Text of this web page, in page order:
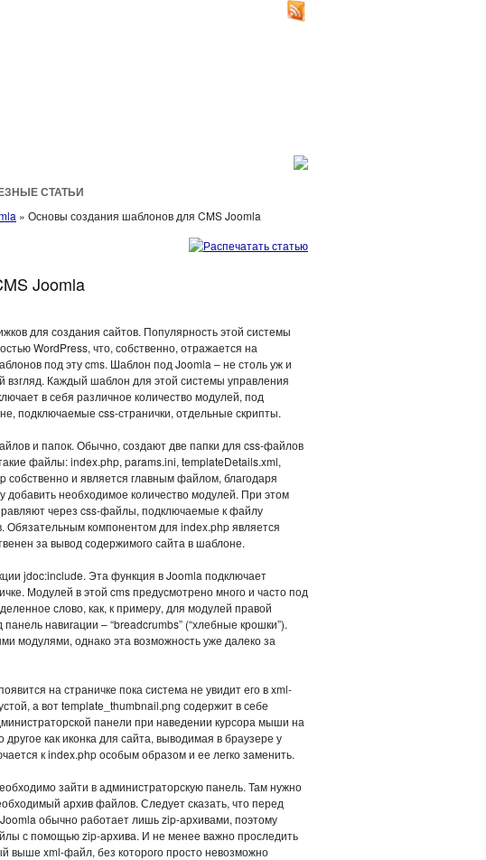
СТАТЬИ
» Основы создания шаблонов для CMS Joomla
Joomla
для создания сайтов. Популярность этой системы
WordPress, что, собственно, отражается на
под эту cms. Шаблон под Joomla – не столь уж и
взгляд. Каждый шаблон для этой системы управления
в себя различное количество модулей, под
подключаемые css-странички, отдельные скрипты.
и папок. Обычно, создают две папки для css-файлов
файлы: index.php, params.ini, templateDetails.xml,
и является главным файлом, благодаря
добавить необходимое количество модулей. При этом
через css-файлы, подключаемые к файлу
компонентом для index.php является
за вывод содержимого сайта в шаблоне.
jdoc:include. Эта функция в Joomla подключает
Модулей в этой cms предусмотрено много и часто под
слово, как, к примеру, для модулей правой
навигации – “breadcrumbs” (“хлебные крошки”).
модулями, однако эта возможность уже далеко за
на страничке пока система не увидит его в xml-
а вот template_thumbnail.png содержит в себе
панели при наведении курсора мыши на
как иконка для сайта, выводимая в браузере у
к index.php особым образом и ее легко заменить.
зайти в администраторскую панель. Там нужно
архив файлов. Следует сказать, что перед
обычно работает лишь zip-архивами, поэтому
с помощью zip-архива. И не менее важно проследить
выше xml-файл, без которого просто невозможно